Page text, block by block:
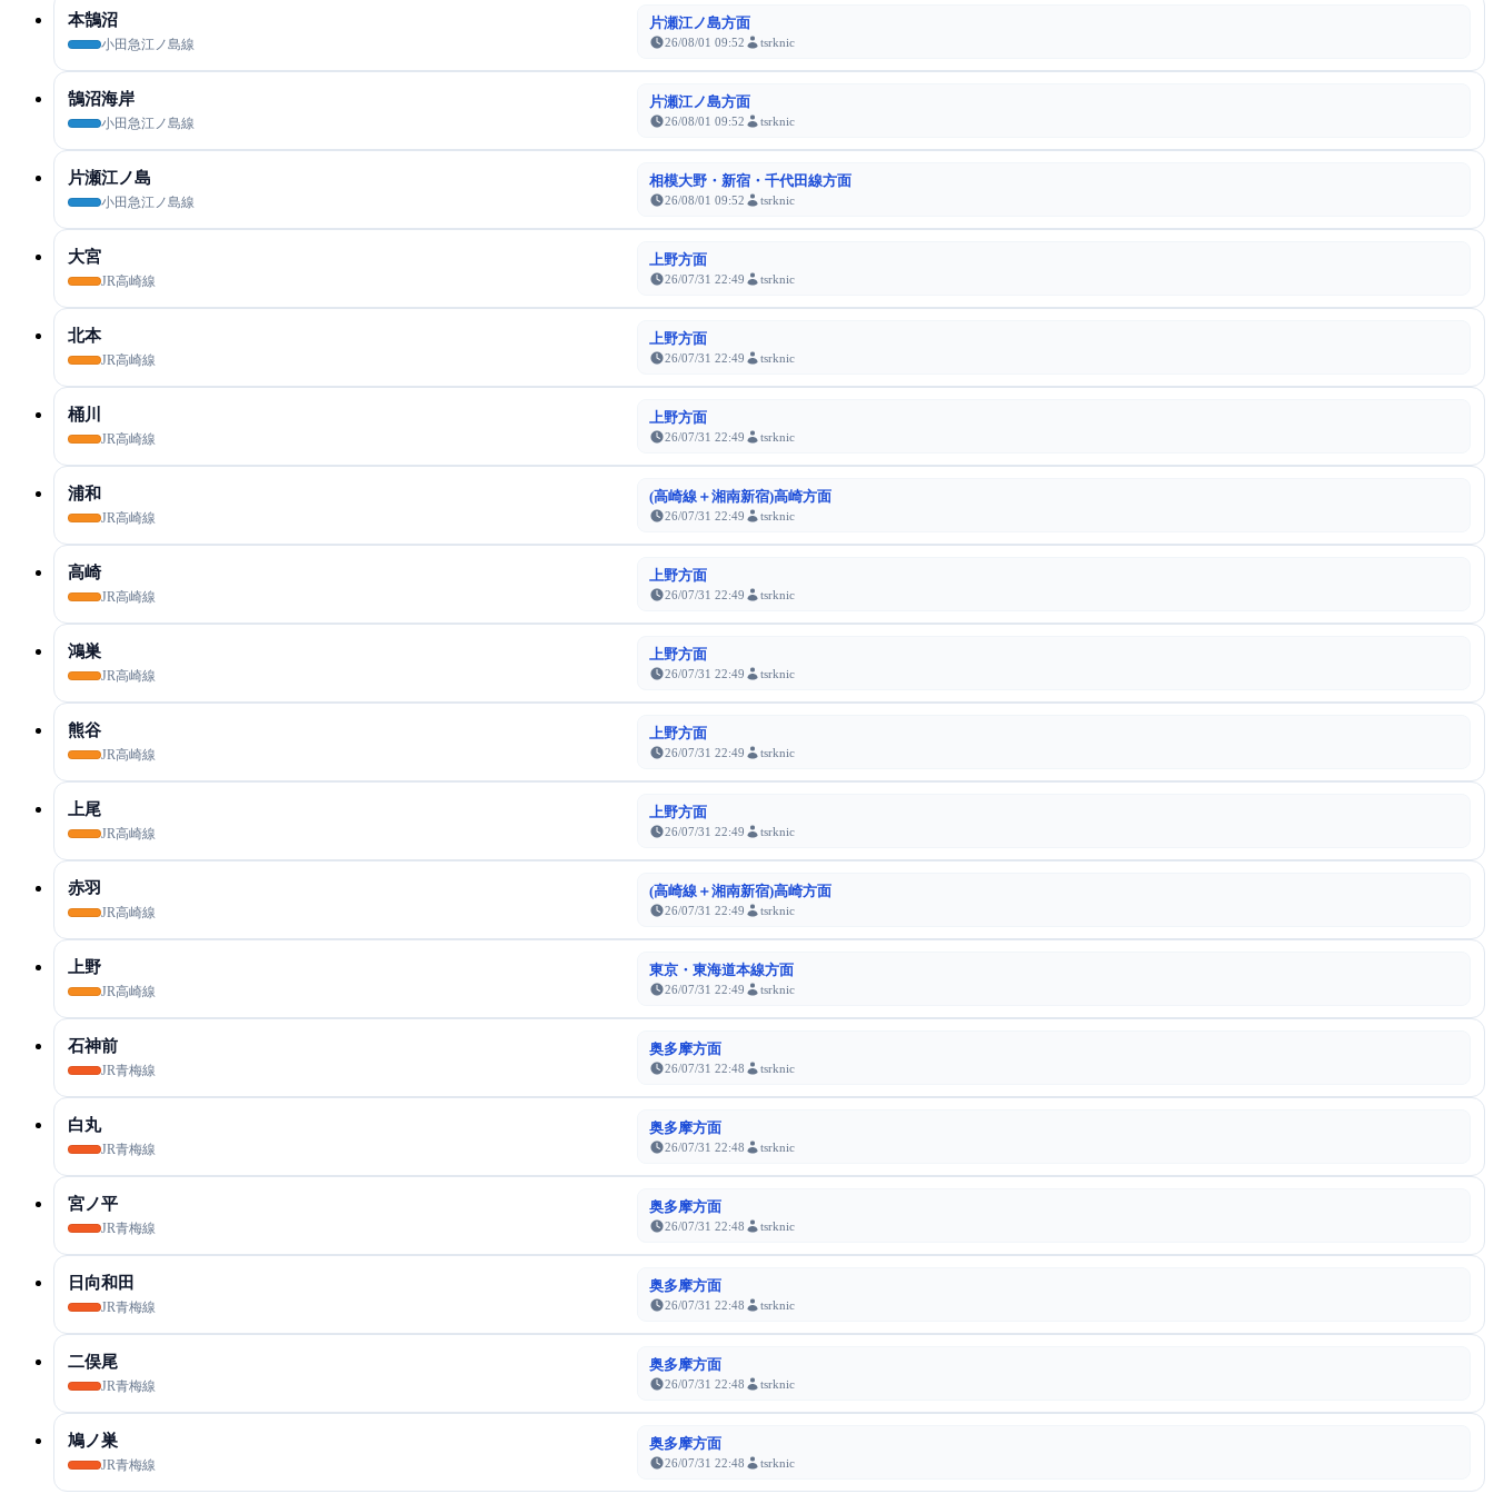
本鵠沼
小田急江ノ島線
片瀬江ノ島方面
26/08/01 09:52 tsrknic
鵠沼海岸
小田急江ノ島線
片瀬江ノ島方面
26/08/01 09:52 tsrknic
片瀬江ノ島
小田急江ノ島線
相模大野・新宿・千代田線方面
26/08/01 09:52 tsrknic
大宮
JR高崎線
上野方面
26/07/31 22:49 tsrknic
北本
JR高崎線
上野方面
26/07/31 22:49 tsrknic
桶川
JR高崎線
上野方面
26/07/31 22:49 tsrknic
浦和
JR高崎線
(高崎線＋湘南新宿)高崎方面
26/07/31 22:49 tsrknic
高崎
JR高崎線
上野方面
26/07/31 22:49 tsrknic
鴻巣
JR高崎線
上野方面
26/07/31 22:49 tsrknic
熊谷
JR高崎線
上野方面
26/07/31 22:49 tsrknic
上尾
JR高崎線
上野方面
26/07/31 22:49 tsrknic
赤羽
JR高崎線
(高崎線＋湘南新宿)高崎方面
26/07/31 22:49 tsrknic
上野
JR高崎線
東京・東海道本線方面
26/07/31 22:49 tsrknic
石神前
JR青梅線
奥多摩方面
26/07/31 22:48 tsrknic
白丸
JR青梅線
奥多摩方面
26/07/31 22:48 tsrknic
宮ノ平
JR青梅線
奥多摩方面
26/07/31 22:48 tsrknic
日向和田
JR青梅線
奥多摩方面
26/07/31 22:48 tsrknic
二俣尾
JR青梅線
奥多摩方面
26/07/31 22:48 tsrknic
鳩ノ巣
JR青梅線
奥多摩方面
26/07/31 22:48 tsrknic